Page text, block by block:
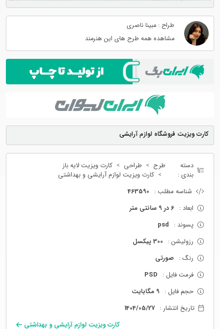
کارت ویزیت فروشگاه لوازم آرایشی
دسته
بندی :
طرح طراحی
کارت ویزیت لایه باز
کارت ویزیت لوازم آرایشی و بهداشتی
شناسه مطلب : 463590
ابعاد : 6 در 9 سانتی متر
پسوند : psd
رزولیشن : 300 پیکسل
رنگ : صورتی
فرمت فایل : PSD
حجم فایل : 9 مگابایت
تاریخ انتشار : 1404/05/27
کارت ویزیت لوازم آرایشی و بهداشتی
طراح : مبینا ناصری
مشاهده همه طرح های این هنرمند